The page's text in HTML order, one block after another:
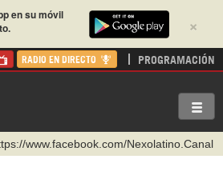
×
en su móvil
RADIO EN DIRECTO PROGRAMACIÓN
www.facebook.com/Nexolatino.Canal